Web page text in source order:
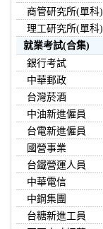
商管研究所(單科)
理工研究所(單科)
就業考試(合集)
銀行考試
中華郵政
台灣菸酒
中油新進僱員
台電新進僱員
國營事業
台鐵營運人員
中華電信
中鋼集團
台糖新進工員